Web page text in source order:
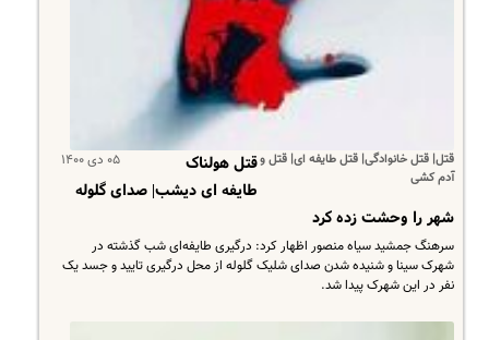
قتل| قتل خانوادگی| قتل طایفه ای| قتل و
آدم کشی
۰۵ دی ۱۴۰۰
قتل هولناک
طایفه ای دیشب| صدای گلوله
شهر را وحشت زده کرد
سرهنگ جمشید سیاه منصور اظهار کرد: درگیری طایفه‌ای شب گذشته در
شهرک سینا و شنیده شدن صدای شلیک گلوله از محل درگیری تایید و جسد یک
نفر در این شهرک پیدا شد.